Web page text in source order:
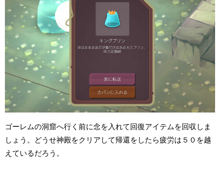
ゴーレムの洞窟へ行く前に念を入れて回復アイテムを回収しま
しょう。どうせ神殿をクリアして帰還をしたら疲労は５０を越
えているだろう。